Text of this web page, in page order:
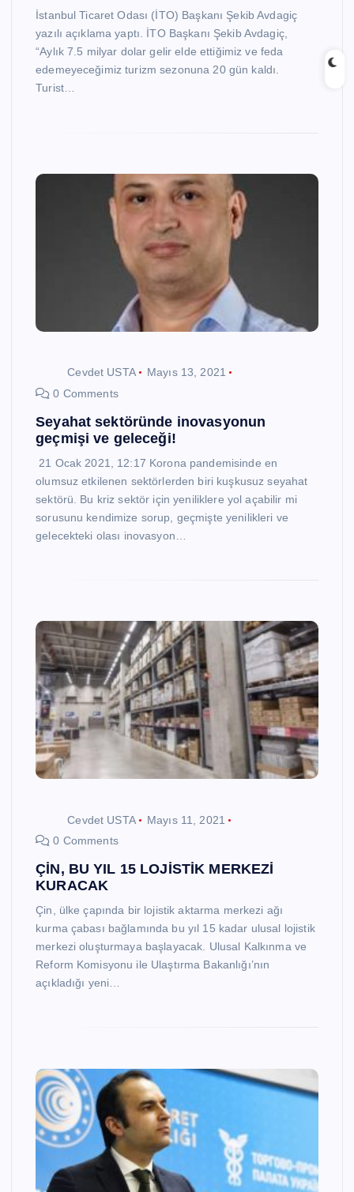
İstanbul Ticaret Odası (İTO) Başkanı Şekib Avdagiç
yazılı açıklama yaptı. İTO Başkanı Şekib Avdagiç,
“Aylık 7.5 milyar dolar gelir elde ettiğimiz ve feda
edemeyeceğimiz turizm sezonuna 20 gün kaldı.
Turist…
Cevdet USTA
Mayıs 13, 2021
0 Comments
Seyahat sektöründe inovasyonun
geçmişi ve geleceği!
21 Ocak 2021, 12:17 Korona pandemisinde en
olumsuz etkilenen sektörlerden biri kuşkusuz seyahat
sektörü. Bu kriz sektör için yeniliklere yol açabilir mi
sorusunu kendimize sorup, geçmişte yenilikleri ve
gelecekteki olası inovasyon…
Cevdet USTA
Mayıs 11, 2021
0 Comments
ÇİN, BU YIL 15 LOJİSTİK MERKEZİ
KURACAK
Çin, ülke çapında bir lojistik aktarma merkezi ağı
kurma çabası bağlamında bu yıl 15 kadar ulusal lojistik
merkezi oluşturmaya başlayacak. Ulusal Kalkınma ve
Reform Komisyonu ile Ulaştırma Bakanlığı’nın
açıkladığı yeni…